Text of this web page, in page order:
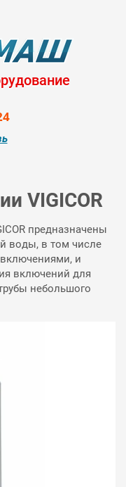
VIGICOR
предназначены
воды, в том числе
и
включений для
небольшого